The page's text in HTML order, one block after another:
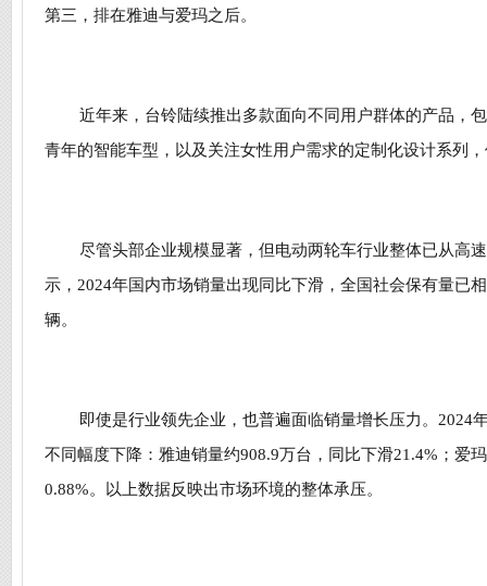
第三，排在雅迪与爱玛之后。
近年来，台铃陆续推出多款面向不同用户群体的产品，
青年的智能车型，以及关注女性用户需求的定制化设计系列
尽管头部企业规模显著，但电动两轮车行业整体已从高
示，2024年国内市场销量出现同比下滑，全国社会保有量已
辆。
即使是行业领先企业，也普遍面临销量增长压力。2024
不同幅度下降：雅迪销量约908.9万台，同比下滑21.4%；爱
0.88%。以上数据反映出市场环境的整体承压。